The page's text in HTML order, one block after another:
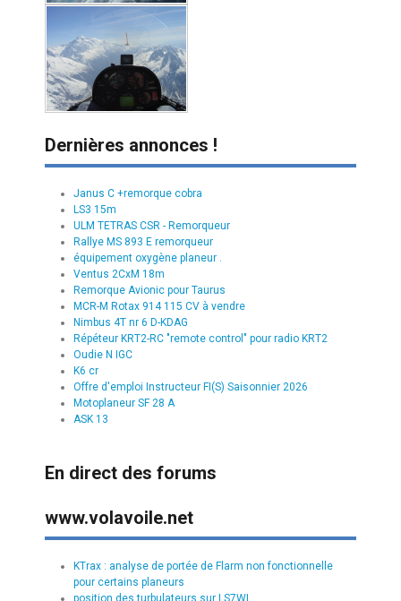
Dernières annonces !
Janus C +remorque cobra
LS3 15m
ULM TETRAS CSR - Remorqueur
Rallye MS 893 E remorqueur
équipement oxygène planeur .
Ventus 2CxM 18m
Remorque Avionic pour Taurus
MCR-M Rotax 914 115 CV à vendre
Nimbus 4T nr 6 D-KDAG
Répéteur KRT2-RC "remote control" pour radio KRT2
Oudie N IGC
K6 cr
Offre d'emploi Instructeur FI(S) Saisonnier 2026
Motoplaneur SF 28 A
ASK 13
En direct des forums
www.volavoile.net
KTrax : analyse de portée de Flarm non fonctionnelle
pour certains planeurs
position des turbulateurs sur LS7WL